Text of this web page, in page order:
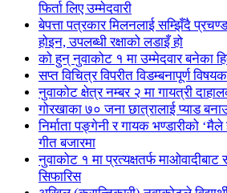
फिर्ता लिए उम्मेदवारी
बेपत्ता पत्रकार मिलनलाई सम्झिँदै
होइन, उपलब्धी रक्षाको लडाइँ हो
को हुन् नुवाकोट १ मा उम्मेदवार बनेका
सप्त विचित्र विपरीत विडम्बनापूर्ण
नुवाकोट क्षेत्र नम्बर २ मा गायत्री
गोरखाका ७० जना छात्रालाई प्याड
निर्माता पङ्गेनी र गायक भण्डारीको
गीत बजारमा
नुवाकोट १ मा प्रत्यक्षतर्फ
सिफारिस